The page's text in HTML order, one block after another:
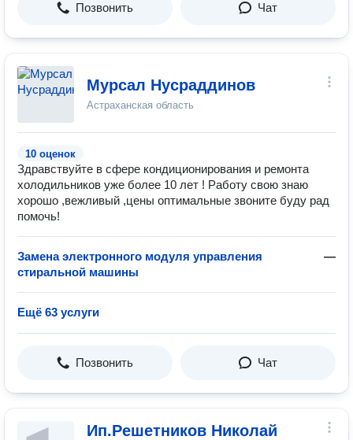
Позвонить Чат
Мурсал Нусраддинов
Астраханская область
10 оценок
Здравствуйте в сфере кондиционирования и ремонта
холодильников уже более 10 лет ! Работу свою знаю
хорошо ,вежливый ,цены оптимальные звоните буду рад
помочь!
Замена электронного модуля управления
стиральной машины
—
Ещё 63 услуги
Позвонить Чат
Ип.Решетников Николай